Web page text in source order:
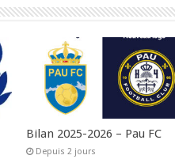
Bilan 2025-2026 – Pau FC
Depuis 2 jours